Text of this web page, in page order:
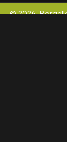
© 2026.